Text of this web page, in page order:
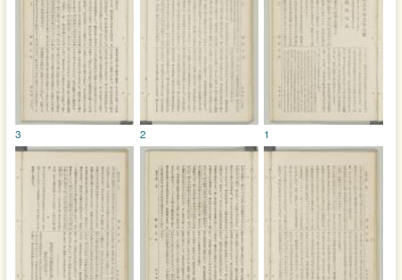
1
2
3